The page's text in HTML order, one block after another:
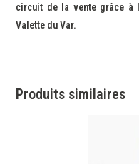
circuit de la vente grâce à
Valette du Var.
Produits similaires